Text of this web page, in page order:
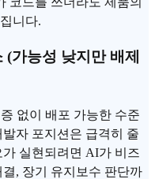
니다.
가능성 낮지만 배제
없이 배포 가능한 수준
자 포지션은 급격히 줄
실현되려면 AI가 비즈
, 장기 유지보수 판단까